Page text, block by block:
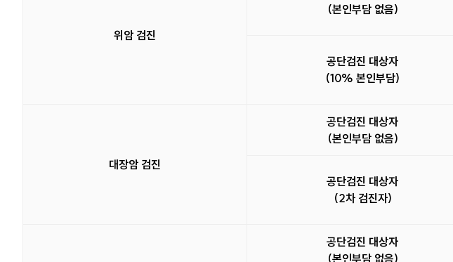
위암 검진
(본인부담 없음)
공단검진 대상자
(10% 본인부담)
대장암 검진
공단검진 대상자
(본인부담 없음)
공단검진 대상자
(2차 검진자)
공단검진 대상자
(본인부담 없음)